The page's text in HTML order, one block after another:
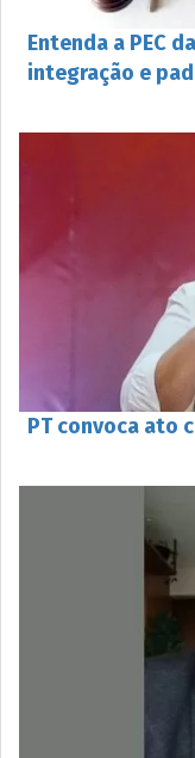
Entenda a PEC
integração e
PT convoca ato